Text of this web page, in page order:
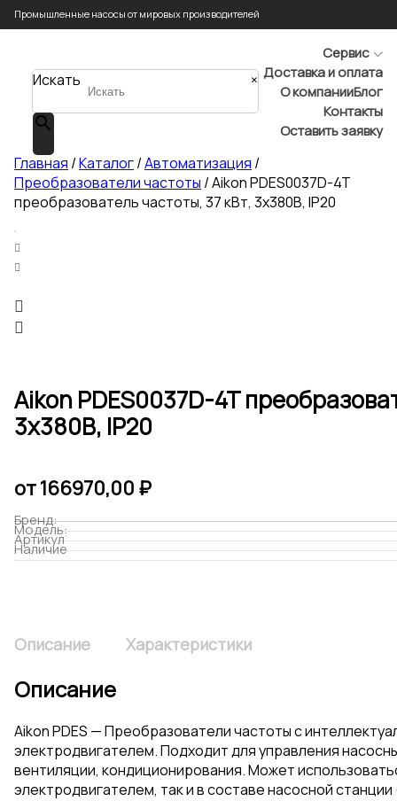
Промышленные насосы от мировых производителей
Искать ×
Сервис
Доставка и оплата
О компанииБлог
Контакты
Оставить заявку
Главная /Каталог/Автоматизация /
Преобразователи частоты / Aikon PDES0037D-4T
преобразователь частоты, 37 кВт, 3х380В, IP20
Aikon PDES0037D-4T
3х380В, IP20
от166970,00 ₽
Бренд:
Модель:
Артикул
Наличие
Описание Характеристики
Описание
Aikon PDES — Преобразователи частоты c
электродвигателем. Подходит для управления
вентиляции, кондиционирования. Может
электродвигателем, так и в составе насосной